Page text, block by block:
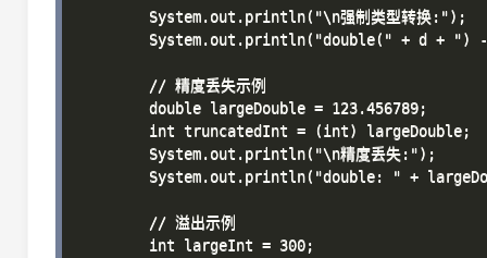
        System.out.println("\n强制类型转换:");
System.out.println("double(" + d + ")
        // 精度丢失示例
        double largeDouble = 123.456789;
        int truncatedInt = (int) largeDouble;
        System.out.println("\n精度丢失:");
System.out.println("double: " +
        // 溢出示例
        int largeInt = 300;